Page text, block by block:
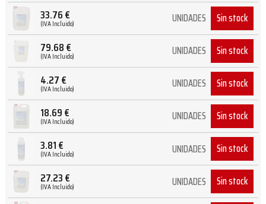
33.76€
(IVA Incluido) UNIDADES Sin stock
79.68€
(IVA Incluido) UNIDADES Sin stock
4.27€
(IVA Incluido) UNIDADES Sin stock
18.69€
(IVA Incluido) UNIDADES Sin stock
3.81€
(IVA Incluido) UNIDADES Sin stock
27.23€
(IVA Incluido) UNIDADES Sin stock